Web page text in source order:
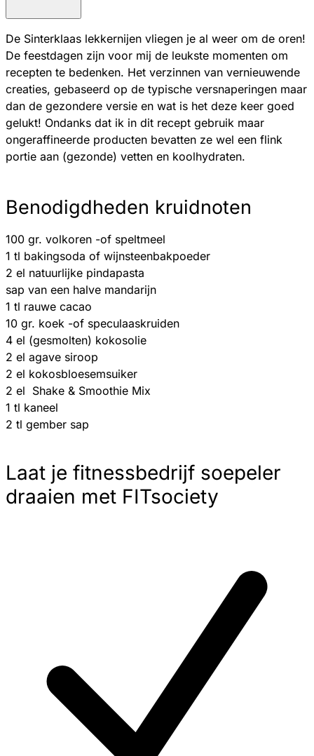
De Sinterklaas lekkernijen vliegen je al weer om de oren!
De feestdagen zijn voor mij de leukste momenten om
recepten te bedenken. Het verzinnen van vernieuwende
creaties, gebaseerd op de typische versnaperingen maar
dan de gezondere versie en wat is het deze keer goed
gelukt! Ondanks dat ik in dit recept gebruik maar
ongeraffineerde producten bevatten ze wel een flink
portie aan (gezonde) vetten en koolhydraten.
Benodigdheden kruidnoten
100 gr. volkoren -of speltmeel
1 tl bakingsoda of wijnsteenbakpoeder
2 el natuurlijke pindapasta
sap van een halve mandarijn
1 tl rauwe cacao
10 gr. koek -of speculaaskruiden
4 el (gesmolten) kokosolie
2 el agave siroop
2 el kokosbloesemsuiker
2 el Shake & Smoothie Mix
1 tl kaneel
2 tl gember sap
Laat je fitnessbedrijf soepeler
draaien met FITsociety